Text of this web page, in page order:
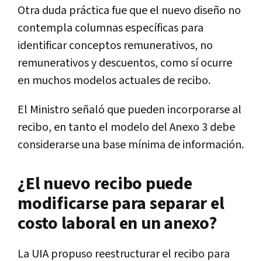
Otra duda práctica fue que el nuevo diseño no
contempla columnas específicas para
identificar conceptos remunerativos, no
remunerativos y descuentos, como sí ocurre
en muchos modelos actuales de recibo.
El Ministro señaló que pueden incorporarse al
recibo, en tanto el modelo del Anexo 3 debe
considerarse una base mínima de información.
¿El nuevo recibo puede
modificarse para separar el
costo laboral en un anexo?
La UIA propuso reestructurar el recibo para